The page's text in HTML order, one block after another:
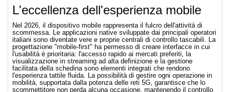
L'eccellenza dell'esperienza mobile
Nel 2026, il dispositivo mobile rappresenta il fulcro dell'attività di
scommessa. Le applicazioni native sviluppate dai principali operatori
italiani sono diventate vere e proprie centrali di controllo tascabili. La
progettazione "mobile-first" ha permesso di creare interfacce in cui
l'usabilità è prioritaria: l'accesso rapido ai mercati preferiti, la
visualizzazione in streaming ad alta definizione e la gestione
facilitata della schedina sono elementi integrati che rendono
l'esperienza tattile fluida. La possibilità di gestire ogni operazione in
mobilità, supportata dalla potenza delle reti 5G, garantisce che lo
scommettitore non perda alcuna occasione, mantenendo il controllo